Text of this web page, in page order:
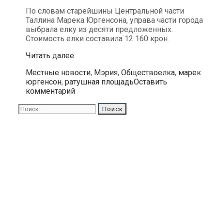
По словам старейшины Центральной части
Таллина Марека Юргенсона, управа части города
выбрала елку из десяти предложенных.
Стоимость елки составила 12 160 крон.
Читать далееВ
на
Ратушной
площади
установят
рождественскую
Рубрики
Местные новости, Мэрия, ОбществоМетки
елка, марек
юргенсон, ратушная площадьОставить
комментарий
Поиск
для: